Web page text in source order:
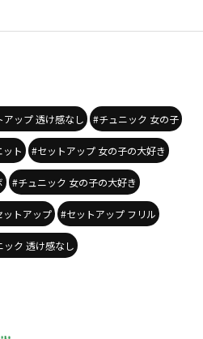
アップ 透け感なし #チュニック 女の子
ト #セットアップ 女の子の大好き
#チュニック 女の子の大好き
トアップ #セットアップ フリル
ック 透け感なし